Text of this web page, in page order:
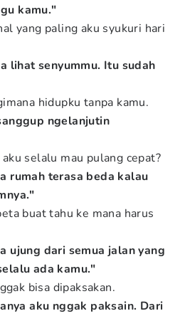
kamu."
yang paling aku syukuri hari
lihat senyummu. Itu sudah
hidupku tanpa kamu.
ngelanjutin
selalu mau pulang cepat?
rumah terasa beda kalau
buat tahu ke mana harus
ujung dari semua jalan yang
ada kamu."
bisa dipaksakan.
aku nggak paksain. Dari